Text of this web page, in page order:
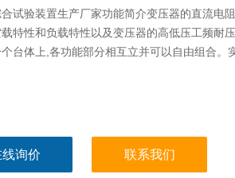
试验装置生产厂家功能简介变压器的直流电
特性和负载特性以及变压器的高低压工频耐
台体上,各功能部分相互立并可以自由组合。
询价 联系我们